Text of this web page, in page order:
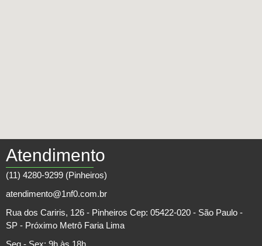
Atendimento
(11) 4280-9299 (Pinheiros)
atendimento@1nf0.com.br
Rua dos Cariris, 126 - Pinheiros Cep: 05422-020 - São Paulo -
SP - Próximo Metrô Faria Lima